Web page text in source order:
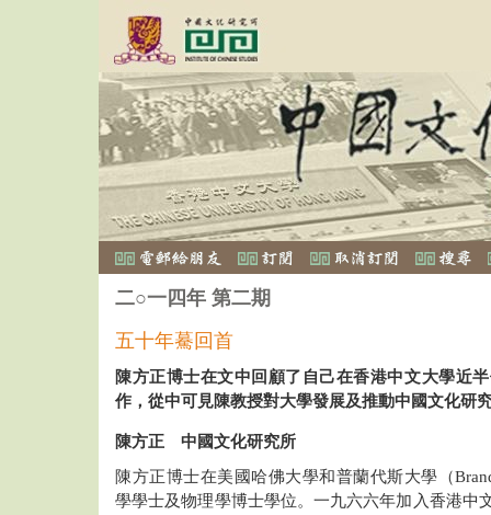
二○一四年 第二期
五十年驀回首
陳方正博士在文中回顧了自己在香港中文大學近
作，從中可見陳教授對大學發展及推動中國文化研
陳方正 中國文化研究所
陳方正博士在美國哈佛大學和普蘭代斯大學（
學學士及物理學博士學位。一九六六年加入香港中